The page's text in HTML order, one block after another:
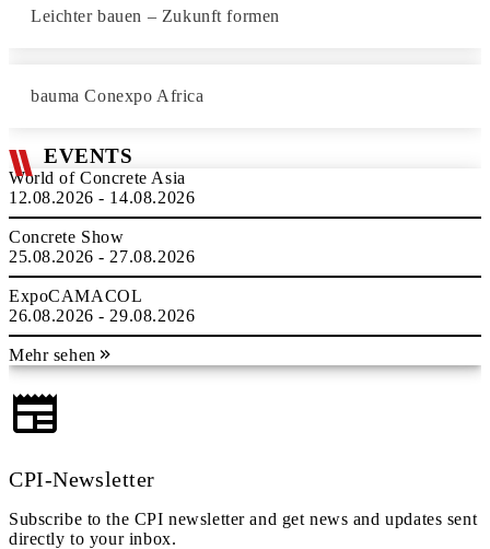
Leichter bauen – Zukunft formen
bauma Conexpo Africa
EVENTS
World of Concrete Asia
12.08.2026 - 14.08.2026
Concrete Show
25.08.2026 - 27.08.2026
ExpoCAMACOL
26.08.2026 - 29.08.2026
Mehr sehen
CPI-Newsletter
Subscribe to the CPI newsletter and get news and updates sent
directly to your inbox.